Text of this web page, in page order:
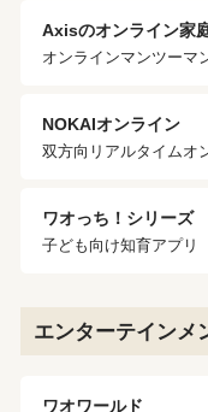
Axisのオンライン家
オンラインマンツーマ
NOKAIオンライン
双方向リアルタイムオ
ワオっち！シリーズ
子ども向け知育アプリ
エンターテインメ
ワオワールド